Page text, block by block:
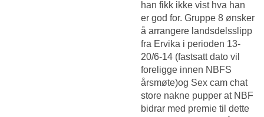
han fikk ikke vist hva han
er god for. Gruppe 8 ønsker
å arrangere landsdelsslipp
fra Ervika i perioden 13-
20/6-14 (fastsatt dato vil
foreligge innen NBFS
årsmøte)og Sex cam chat
store nakne pupper at NBF
bidrar med premie til dette